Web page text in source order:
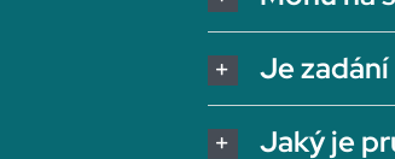
Je
Jaký je